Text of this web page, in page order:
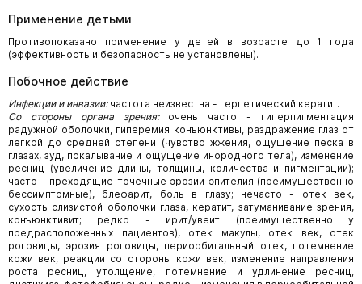
Применение детьми
Противопоказано применение у детей в возрасте до 1 года
(эффективность и безопасность не установлены).
Побочное действие
Инфекции и инвазии:частота неизвестна - герпетический кератит.
Со стороны органа зрения:очень часто - гиперпигментация
радужной оболочки, гиперемия конъюнктивы, раздражение глаз от
легкой до средней степени (чувство жжения, ощущение песка в
глазах, зуд, покалывание и ощущение инородного тела), изменение
ресниц (увеличение длины, толщины, количества и пигментации);
часто - преходящие точечные эрозии эпителия (преимущественно
бессимптомные), блефарит, боль в глазу; нечасто - отек век,
сухость слизистой оболочки глаза, кератит, затуманивание зрения,
конъюнктивит; редко - ирит/увеит (преимущественно у
предрасположенных пациентов), отек макулы, отек век, отек
роговицы, эрозия роговицы, периорбитальный отек, потемнение
кожи век, реакции со стороны кожи век, изменение направления
роста ресниц, утолщение, потемнение и удлинение ресниц,